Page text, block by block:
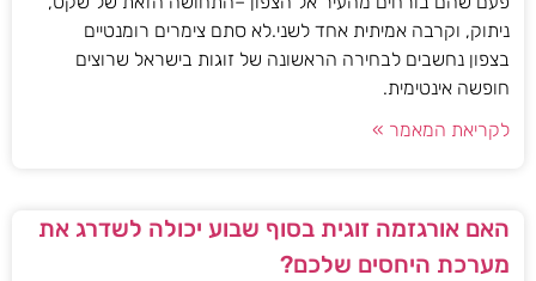
ניתוק, וקרבה אמיתית אחד לשני.לא סתם צימרים רומנטיים
בצפון נחשבים לבחירה הראשונה של זוגות בישראל שרוצים
חופשה אינטימית.
לקריאת המאמר »
האם אורגזמה זוגית בסוף שבוע יכולה לשדרג את
מערכת היחסים שלכם?